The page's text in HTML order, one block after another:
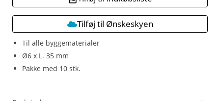
Til alle byggematerialer
Ø6 x L. 35 mm
Pakke med 10 stk.
Tilføj til Ønskeskyen